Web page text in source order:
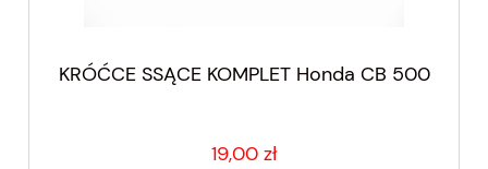
KRÓĆCE SSĄCE KOMPLET Honda CB 500
19,00 zł